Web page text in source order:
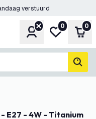
verstuurd
Account
Mijn
0 0